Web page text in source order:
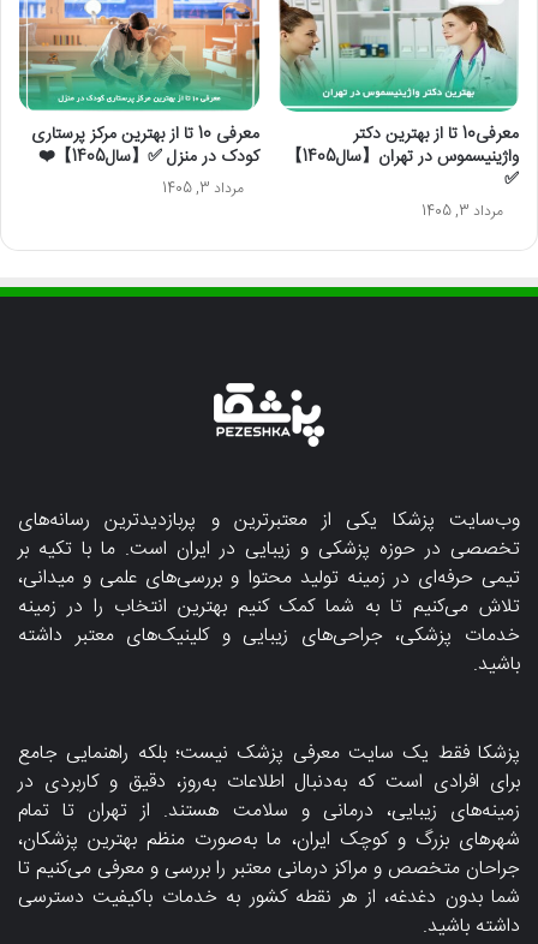
معرفی10 تا از بهترین دکتر
واژینیسموس در تهران【سال1405】
✅
مرداد 3, 1405
معرفی 10 تا از بهترین مرکز پرستاری
کودک در منزل ✅【سال1405】❤️
مرداد 3, 1405
وب‌سایت پزشکا یکی از معتبرترین و پربازدیدترین رسانه‌های
تخصصی در حوزه پزشکی و زیبایی در ایران است. ما با تکیه بر
تیمی حرفه‌ای در زمینه تولید محتوا و بررسی‌های علمی و میدانی،
تلاش می‌کنیم تا به شما کمک کنیم بهترین انتخاب را در زمینه
خدمات پزشکی، جراحی‌های زیبایی و کلینیک‌های معتبر داشته
باشید.
پزشکا فقط یک سایت معرفی پزشک نیست؛ بلکه راهنمایی جامع
برای افرادی است که به‌دنبال اطلاعات به‌روز، دقیق و کاربردی در
زمینه‌های زیبایی، درمانی و سلامت هستند. از تهران تا تمام
شهرهای بزرگ و کوچک ایران، ما به‌صورت منظم بهترین پزشکان،
جراحان متخصص و مراکز درمانی معتبر را بررسی و معرفی می‌کنیم تا
شما بدون دغدغه، از هر نقطه کشور به خدمات باکیفیت دسترسی
داشته باشید.